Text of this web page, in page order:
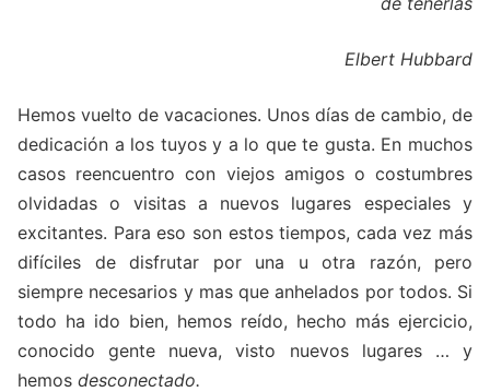
Elbert Hubbard
Hemos vuelto de vacaciones. Unos días de cambio, de
dedicación a los tuyos y a lo que te gusta. En muchos
casos reencuentro con viejos amigos o costumbres
olvidadas o visitas a nuevos lugares especiales y
excitantes. Para eso son estos tiempos, cada vez más
difíciles de disfrutar por una u otra razón, pero
siempre necesarios y mas que anhelados por todos. Si
todo ha ido bien, hemos reído, hecho más ejercicio,
conocido gente nueva, visto nuevos lugares … y
hemos desconectado.